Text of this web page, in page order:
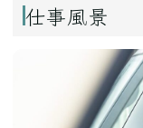
仕事風景